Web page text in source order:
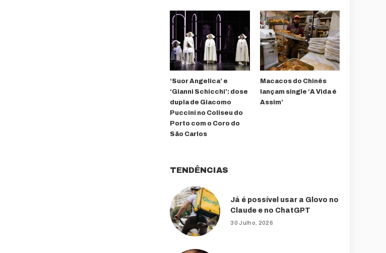
‘Suor Angelica’ e
‘Gianni Schicchi’: dose
dupla de Giacomo
Puccini no Coliseu do
Porto com o Coro do
São Carlos
Macacos do Chinês
lançam single ‘A Vida é
Assim’
TENDÊNCIAS
Já é possível usar a Glovo no
Claude e no ChatGPT
30 Julho, 2026